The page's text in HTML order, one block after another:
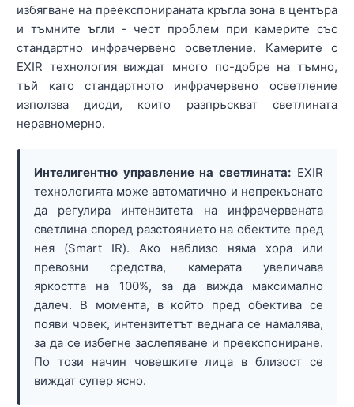
избягване на преекспонираната кръгла зона в центъра
и тъмните ъгли - чест проблем при камерите със
стандартно инфрачервено осветление. Камерите с
EXIR технология виждат много по-добре на тъмно,
тъй като стандартното инфрачервено осветление
използва диоди, които разпръскват светлината
неравномерно.
Интелигентно управление на светлината: EXIR
технологията може автоматично и непрекъснато
да регулира интензитета на инфрачервената
светлина според разстоянието на обектите пред
нея (Smart IR). Ако наблизо няма хора или
превозни средства, камерата увеличава
яркостта на 100%, за да вижда максимално
далеч. В момента, в който пред обектива се
появи човек, интензитетът веднага се намалява,
за да се избегне заслепяване и преекспониране.
По този начин човешките лица в близост се
виждат супер ясно.